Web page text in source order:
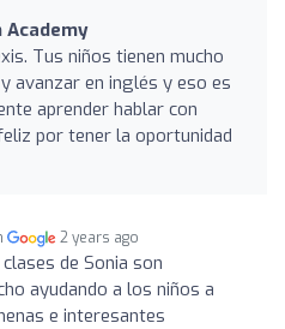
Academy
Tus niños tienen mucho
avanzar en inglés y eso es
aprender hablar con
por tener la oportunidad
2 years ago
de Sonia son
ayudando a los niños a
e interesantes